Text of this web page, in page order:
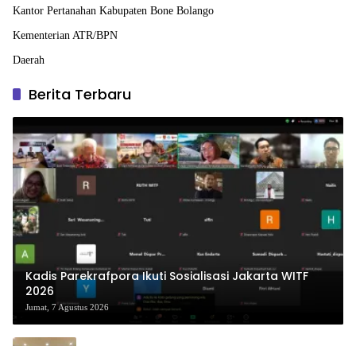
Kantor Pertanahan Kabupaten Bone Bolango
Kementerian ATR/BPN
Daerah
Berita Terbaru
Kadis Parekrafpora Ikuti Sosialisasi Jakarta WITF
2026
Jumat, 7 Agustus 2026